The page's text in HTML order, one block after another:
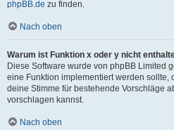
phpBB.de zu finden.
Nach oben
Warum ist Funktion x oder y nicht
Diese Software wurde von phpBB Limited
eine Funktion implementiert werden sollte,
deine Stimme für bestehende Vorschläge
vorschlagen kannst.
Nach oben